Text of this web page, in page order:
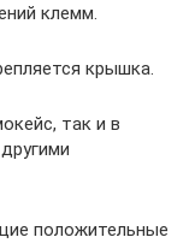
клемм.
крышка.
так и в
положительные